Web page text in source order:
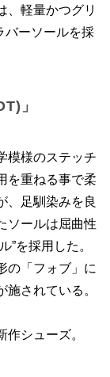
、軽量かつグリ
バーソールを採
」
模様のステッチ
を重ねる事で柔
、足馴染みを良
ソールは屈曲性
”を採用した。
の「フォブ」に
されている。
シューズ。